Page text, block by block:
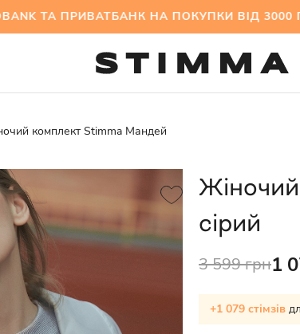
ТА ПРИВАТБАНК НА ПОКУПКИ ВІД
комплект Stimma Мандей
сірий
3 599 грн1
+1 079 стімзів